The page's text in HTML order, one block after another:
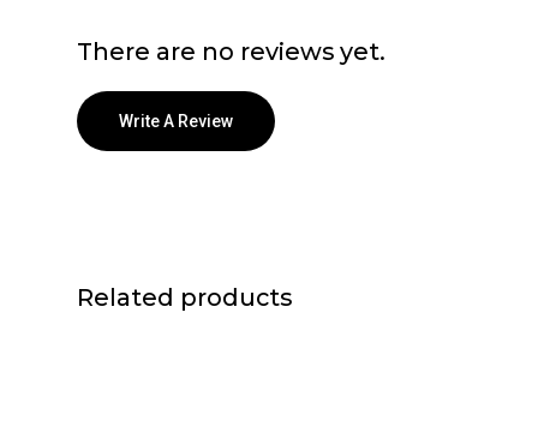
There are no reviews yet.
Write A Review
Related products